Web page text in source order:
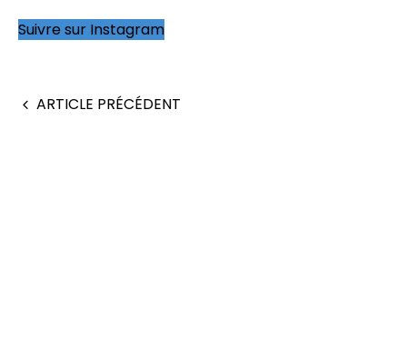
Suivre sur Instagram
ARTICLE PRÉCÉDENT